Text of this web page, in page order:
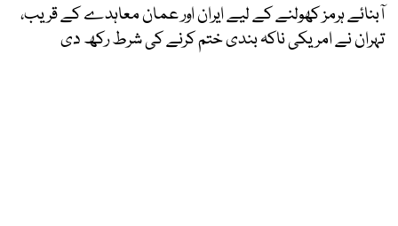
آبنائے ہرمز کھولنے کے لیے ایران اور عمان معاہدے کے قریب،
تہران نے امریکی ناکہ بندی ختم کرنے کی شرط رکھ دی